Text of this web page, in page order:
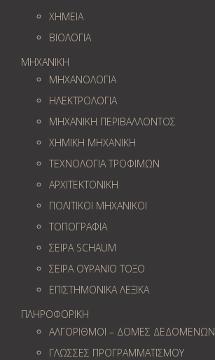
ΧΗΜΕΙΑ
ΒΙΟΛΟΓΙΑ
ΜΗΧΑΝΙΚΗ
ΜΗΧΑΝΟΛΟΓΙΑ
ΗΛΕΚΤΡΟΛΟΓΙΑ
ΜΗΧΑΝΙΚΗ ΠΕΡΙΒΑΛΛΟΝΤΟΣ
ΧΗΜΙΚΗ ΜΗΧΑΝΙΚΗ
ΤΕΧΝΟΛΟΓΙΑ ΤΡΟΦΙΜΩΝ
ΑΡΧΙΤΕΚΤΟΝΙΚΗ
ΠΟΛΙΤΙΚΟΙ ΜΗΧΑΝΙΚΟΙ
ΤΟΠΟΓΡΑΦΙΑ
ΣΕΙΡΑ SCHAUM
ΣΕΙΡΑ ΟΥΡΑΝΙΟ ΤΟΞΟ
ΕΠΙΣΤΗΜΟΝΙΚΑ ΛΕΞΙΚΑ
ΠΛΗΡΟΦΟΡΙΚΗ
ΑΛΓΟΡΙΘΜΟΙ – ΔΟΜΕΣ ΔΕΔΟΜΕΝΩΝ
ΓΛΩΣΣΕΣ ΠΡΟΓΡΑΜΜΑΤΙΣΜΟΥ